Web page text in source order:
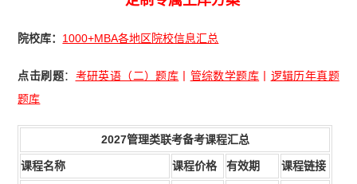
院校库： 1000+MBA各地区院校信息汇总
点击刷题： 考研英语（二）题库 管综数学题库
逻辑历年真题
题库
2027管理类联考备考课程汇总
课程名称 课程价格 有效期 课程链接